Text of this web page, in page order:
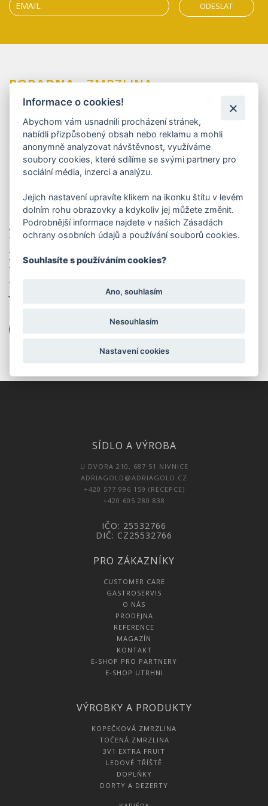
ODESLAT
PORADNA- ZMRZLINA
Naši recepturu vám neprozradíme, je to přísně
střežené tajemství již 32 let, ale na vaše dotazy rádi
odpovíme.
ZASLAT DOTAZ
Vyrábíte zmrzliny bez lepku?
V čem je kyblík Extra Fruit výjimečný?
Je příprava Extra Fruit jednoduchá?
SÍDLO A VÝROBA
U DVORA 210, 687 51 NIVNICE
ADRIAGOLD@ADRIAGOLD.CZ
+420 577 996 159 (RECEPCE)
+420 605 280 838
IČO: 25532766
DIČ: CZ25532766
PRO ZÁKAZNÍKY
CUSTOMER CARE
GASTROSERVIS
O NÁS
PRODEJNA
REFERENCE
MAGAZÍN
KONTAKT
E-SHOP PRO PARTNERY
E-SHOP UTRHNI
VÝROBKY A PRODUKTY
KOPEČKOVÁ ZMRZLINA
TOČENÁ ZMRZLINA
3V1 EXTRA FRUIT
LEDOVÉ TŘÍŠTĚ
DOPLŇKY
DORTY A DEZERTY
Informace o cookies!
Abychom vám usnadnili procházení stránek,
nabídli přizpůsobený obsah nebo reklamu a mohli
anonymně analyzovat návštěvnost, využíváme
soubory cookies, které sdílíme se svými partnery pro
sociální média, inzerci a analýzu.
Jejich nastavení upravíte klikem na ikonku štítu v levém
dolním rohu obrazovky a kdykoliv jej můžete změnit.
Podrobnější informace najdete v našich Zásadách
ochrany osobních údajů a používání souborů cookies.
Souhlasíte s používáním cookies?
Ano, souhlasím
Nesouhlasím
Nastavení cookies